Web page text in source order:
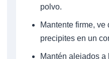
polvo.
Mantente firme,
precipites en un
Mantén alejados